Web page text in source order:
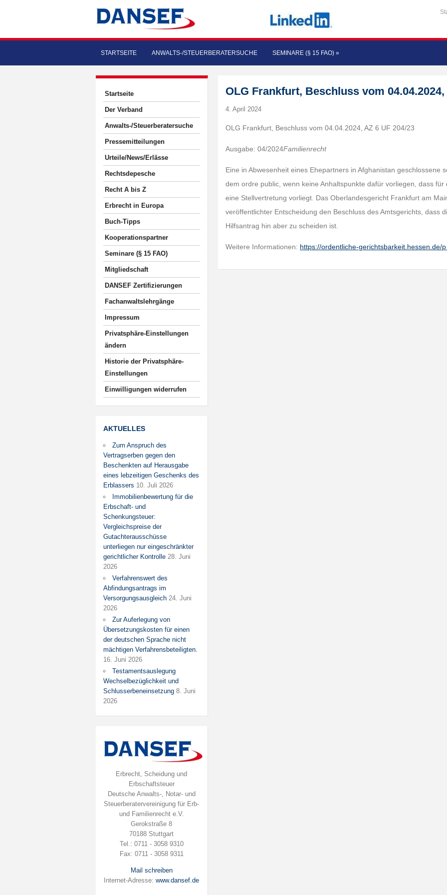
STARTSEITE ANWALTS-/STEUERBERATERSUCHE SEMINARE (§ 15 FAO) »
Startseite
Der Verband
Anwalts-/Steuerberatersuche
Pressemitteilungen
Urteile/News/Erlässe
Rechtsdepesche
Recht A bis Z
Erbrecht in Europa
Buch-Tipps
Kooperationspartner
Seminare (§ 15 FAO)
Mitgliedschaft
DANSEF Zertifizierungen
Fachanwaltslehrgänge
Impressum
Privatsphäre-Einstellungen
ändern
Historie der Privatsphäre-
Einstellungen
Einwilligungen widerrufen
AKTUELLES
Zum Anspruch des
Vertragserben gegen den
Beschenkten auf Herausgabe
eines lebzeitigen Geschenks des
Erblassers 10. Juli 2026
Immobilienbewertung für die
Erbschaft- und
Schenkungsteuer:
Vergleichspreise der
Gutachterausschüsse
unterliegen nur eingeschränkter
gerichtlicher Kontrolle 28. Juni
2026
Verfahrenswert des
Abfindungsantrags im
Versorgungsausgleich 24. Juni
2026
Zur Auferlegung von
Übersetzungskosten für einen
der deutschen Sprache nicht
mächtigen Verfahrensbeteiligten.
16. Juni 2026
Testamentsauslegung
Wechselbezüglichkeit und
Schlusserbeneinsetzung 8. Juni
2026
Erbrecht, Scheidung und
Erbschaftsteuer
Deutsche Anwalts-, Notar- und
Steuerberatervereinigung für Erb-
und Familienrecht e.V.
Gerokstraße 8
70188 Stuttgart
Tel.: 0711 - 3058 9310
Fax: 0711 - 3058 9311
Mail schreiben
Internet-Adresse:www.dansef.de
OLG Frankfurt, Beschluss vom 04.04.2024,
4. April 2024
OLG Frankfurt, Beschluss vom 04.04.2024, AZ 6 UF 204/23
Ausgabe: 04/2024Familienrecht
Eine in Abwesenheit eines Ehepartners in Afghanistan geschlossene
dem ordre public, wenn keine Anhaltspunkte dafür vorliegen, dass
eine Stellvertretung vorliegt. Das Oberlandesgericht Frankfurt am
veröffentlichter Entscheidung den Beschluss des Amtsgerichts, dass
Hilfsantrag hin aber zu scheiden ist.
Weitere Informationen: https://ordentliche-gerichtsbarkeit.hessen.de/